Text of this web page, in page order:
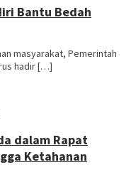
Bantu Bedah
masyarakat, Pemerintah
hadir […]
dalam Rapat
Ketahanan